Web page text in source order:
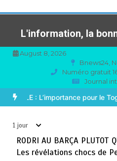
au
contenuL'information, la
August 8, 2026
Bnews24,
Numéro gratuit
Journal
PLUTOT QU’AU REAL
1 jour
RODRI AU BARÇA PLUTOT
Les révélations chocs de
TOGO : Sauver la mère
4
BLITTA / SEMINAIRE
PREFETS: … Vers